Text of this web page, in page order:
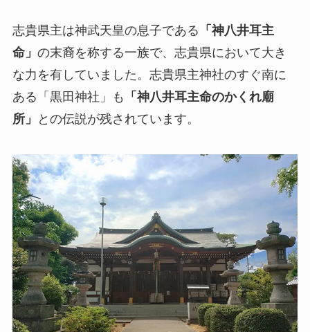
志貴県主は神武天皇の息子である 「神八井耳主
命」 の末裔を称する一族で、志貴県において大き
な力を有していました。志貴県主神社のすぐ南に
ある「黒田神社」も
「神八井耳主命のかくれ廟
所」
との伝説が残されています。